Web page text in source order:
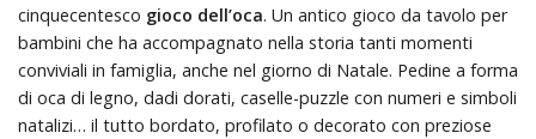
cinquecentesco gioco dell’oca. Un antico gioco da tavolo per
bambini che ha accompagnato nella storia tanti momenti
conviviali in famiglia, anche nel giorno di Natale. Pedine a forma
di oca di legno, dadi dorati, caselle-puzzle con numeri e simboli
natalizi… il tutto bordato, profilato o decorato con preziose